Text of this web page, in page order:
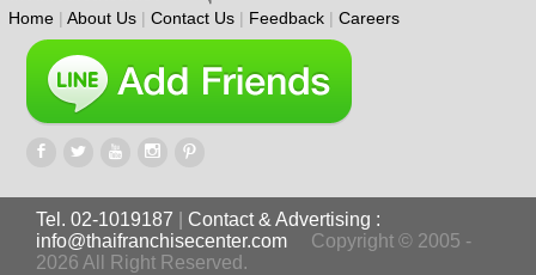
Home | About Us | Contact Us | Feedback | Careers
Tel. 02-1019187
Contact & Advertising :
info@thaifranchisecenter.com
Copyright © 2005 -
2026 All Right Reserved.